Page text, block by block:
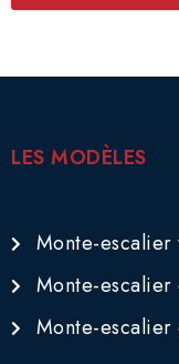
LES MODÈLES
Monte-escalier
Monte-
Monte-